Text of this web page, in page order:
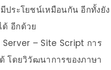
ประโยชน์เหมือนกัน อีกทั้งยัง
ด้ อีกด้วย
Server – Site Script การ
โดยวิวัฒนาการของภาษา